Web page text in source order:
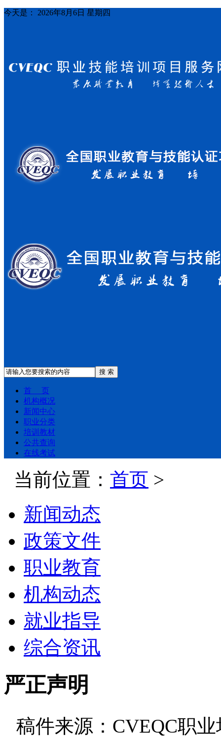
今天是： 2026年8月6日 星期四
搜 索
首 页
机构概况
新闻中心
职业分类
培训教材
公共查询
在线考试
当前位置： 首页 >
新闻动态
政策文件
职业教育
机构动态
就业指导
综合资讯
严正声明
稿件来源：CVEQC